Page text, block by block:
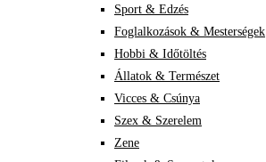
Sport & Edzés
Foglalkozások & Mesterségek
Hobbi & Időtöltés
Állatok & Természet
Vicces & Csúnya
Szex & Szerelem
Zene